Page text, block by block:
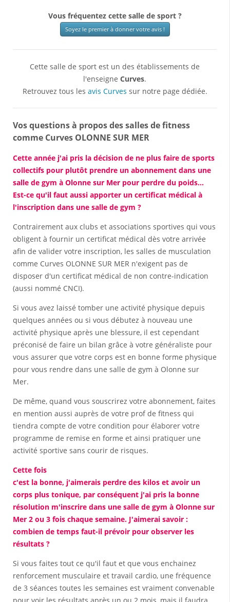
Vous fréquentez cette salle de sport ?
Soyez le premier à donner votre avis !
Cette salle de sport est un des établissements de
l'enseigne Curves.
Retrouvez tous les avis Curves sur notre page dédiée.
Vos questions à propos des salles de fitness
comme Curves OLONNE SUR MER
Cette année j'ai pris la décision de ne plus faire de sports
collectifs pour plutôt prendre un abonnement dans une
salle de gym à Olonne sur Mer pour perdre du poids...
Est-ce qu'il faut aussi apporter un certificat médical à
l'inscription dans une salle de gym ?
Contrairement aux clubs et associations sportives qui vous
obligent à fournir un certificat médical dès votre arrivée
afin de valider votre inscription, les salles de musculation
comme Curves OLONNE SUR MER n'exigent pas de
disposer d'un certificat médical de non contre-indication
(aussi nommé CNCI).
Si vous avez laissé tomber une activité physique depuis
quelques années ou si vous débutez à nouveau une
activité physique après une blessure, il est cependant
préconisé de faire un bilan grâce à votre généraliste pour
vous assurer que votre corps est en bonne forme physique
pour vous rendre dans une salle de gym à Olonne sur
Mer.
De même, quand vous souscrirez votre abonnement, faites
en mention aussi auprès de votre prof de fitness qui
tiendra compte de votre condition pour élaborer votre
programme de remise en forme et ainsi pratiquer une
activité sportive sans courir de risques.
Cette fois
c'est la bonne, j'aimerais perdre des kilos et avoir un
corps plus tonique, par conséquent j'ai pris la bonne
résolution m'inscrire dans une salle de gym à Olonne sur
Mer 2 ou 3 fois chaque semaine. J'aimerai savoir :
combien de temps faut-il prévoir pour observer les
résultats ?
Si vous faites tout ce qu'il faut et que vous enchainez
renforcement musculaire et travail cardio, une fréquence
de 3 séances toutes les semaines est vraiment convenable